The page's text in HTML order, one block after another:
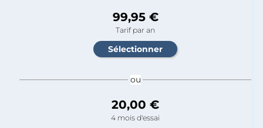
99,95 €
Tarif par an
ou
20,00 €
4 mois d'essai